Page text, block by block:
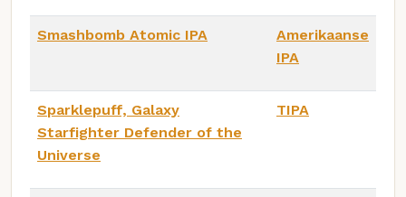
Smashbomb Atomic IPA
Amerikaanse
IPA
Sparklepuff, Galaxy
Starfighter Defender of the
Universe
TIPA